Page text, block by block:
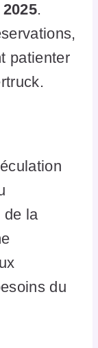
.
patienter
de la
du